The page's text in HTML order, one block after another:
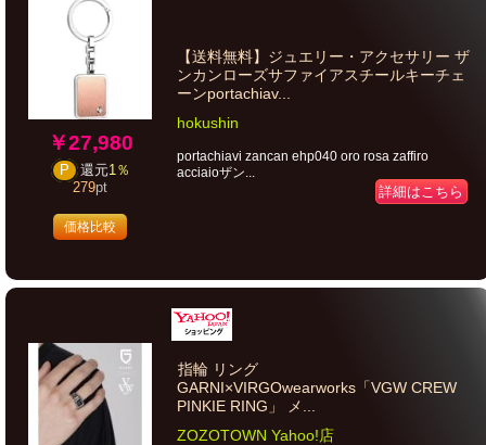
￥27,980
P 還元1％
279pt
価格比較
【送料無料】ジュエリー・アクセサリー ザ
ンカンローズサファイアスチールキーチェ
ーンportachiav...
hokushin
portachiavi zancan ehp040 oro rosa zaffiro
acciaioザン...
詳細はこちら
指輪 リング
GARNI×VIRGOwearworks「VGW CREW
PINKIE RING」 メ...
ZOZOTOWN Yahoo!店